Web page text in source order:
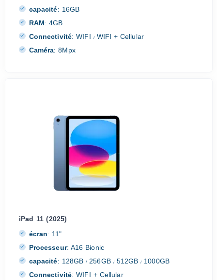
capacité: 16GB
RAM: 4GB
Connectivité: WIFI /WIFI + Cellular
Caméra: 8Mpx
iPad 11 (2025)
écran: 11"
Processeur: A16 Bionic
capacité: 128GB/ 256GB /512GB/ 1000GB
Connectivité: WIFI + Cellular